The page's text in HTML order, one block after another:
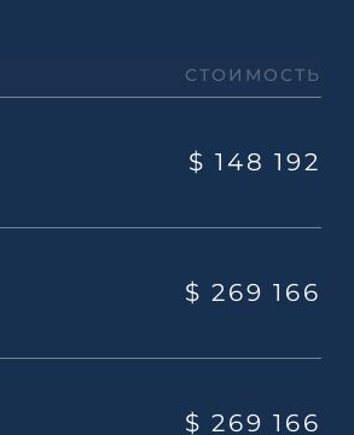
СТОИМОСТЬ
$ 148 192
$ 269 166
$ 269 166